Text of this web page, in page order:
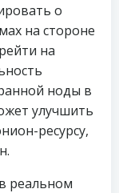
о
на стороне
на
ноды в
улучшить
ресурсу,
реальном